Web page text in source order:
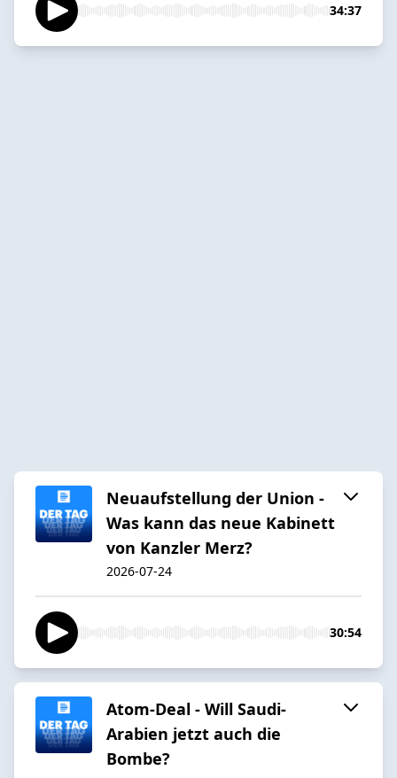
34:37
Neuaufstellung der Union -
Was kann das neue Kabinett
von Kanzler Merz?
2026-07-24
30:54
Atom-Deal - Will Saudi-
Arabien jetzt auch die
Bombe?